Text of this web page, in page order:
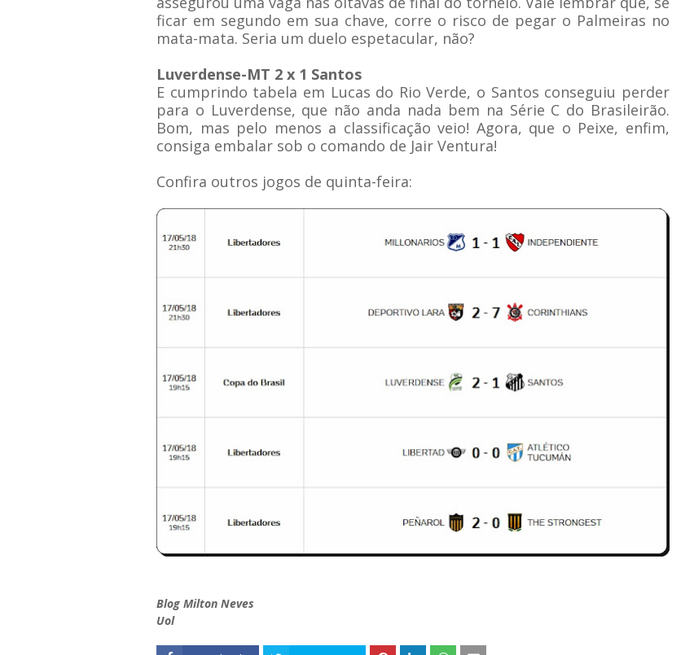
ficar em segundo em sua chave, corre o risco de pegar o Palmeiras no
mata-mata. Seria um duelo espetacular, não?
Luverdense-MT 2 x 1 Santos
E cumprindo tabela em Lucas do Rio Verde, o Santos conseguiu perder
para o Luverdense, que não anda nada bem na Série C do Brasileirão.
Bom, mas pelo menos a classificação veio! Agora, que o Peixe, enfim,
consiga embalar sob o comando de Jair Ventura!
Confira outros jogos de quinta-feira:
Blog Milton Neves
Uol